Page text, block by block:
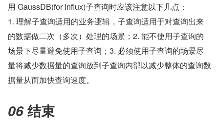
用 GaussDB(for Influx)子查询时应该注意以下几点：
1. 理解子查询适用的业务逻辑，子查询适用于对查询出来
的数据做二次（多次）处理的场景；2. 能不使用子查询的
场景下尽量避免使用子查询；3. 必须使用子查询的场景尽
量将减少数据量的查询放到子查询内部以减少整体的查询数
据量从而加快查询速度。
06 结束